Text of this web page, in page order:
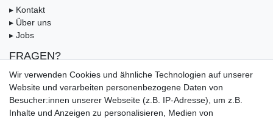
▸ Kontakt
▸ Über uns
▸ Jobs
FRAGEN?
▸ FAQ
▸ Zahlungsarten
▸ Versandbedingungen
▸ Gutschein
Wir verwenden Cookies und ähnliche Technologien auf unserer
Website und verarbeiten personenbezogene Daten von
Besucher:innen unserer Webseite (z.B. IP-Adresse), um z.B.
Inhalte und Anzeigen zu personalisieren, Medien von